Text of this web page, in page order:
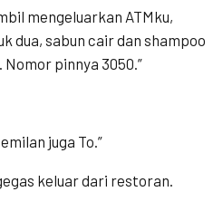
mengeluarkan ATMku,
dua, sabun cair dan shampoo
pinnya 3050.”
juga To.”
keluar dari restoran.